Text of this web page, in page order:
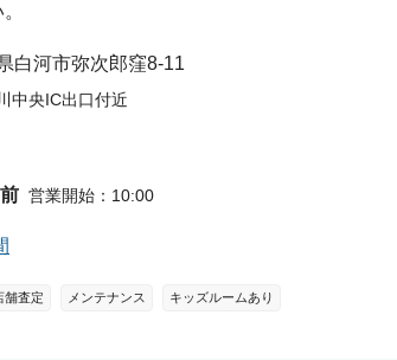
白河市弥次郎窪8-11
中央IC出口付近
営業開始 ： 10:00
舗査定 メンテナンス キッズルームあり